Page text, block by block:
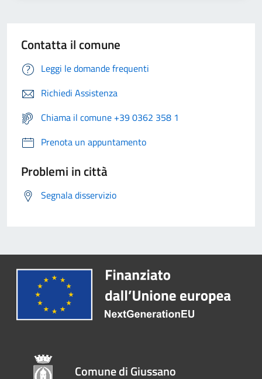
Contatta il comune
Leggi le domande frequenti
Richiedi Assistenza
Chiama il comune +39 0362 358 1
Prenota un appuntamento
Problemi in città
Segnala disservizio
Comune di Giussano